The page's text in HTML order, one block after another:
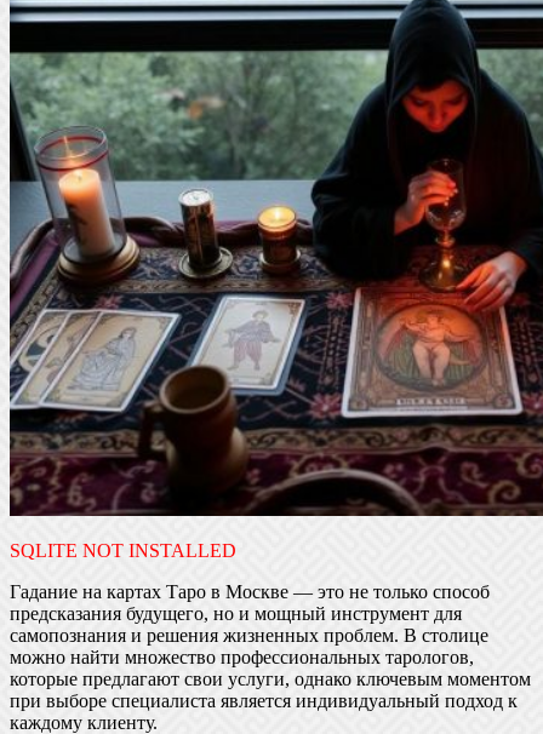
SQLITE NOT INSTALLED
Гадание на картах Таро в Москве — это не только способ
предсказания будущего, но и мощный инструмент для
самопознания и решения жизненных проблем. В столице
можно найти множество профессиональных тарологов,
которые предлагают свои услуги, однако ключевым моментом
при выборе специалиста является индивидуальный подход к
каждому клиенту.